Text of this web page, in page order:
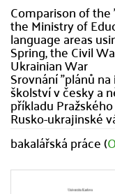
Comparison of
the Ministry of
language areas
Spring, the Civil
Ukrainian War
Srovnání "plánů
školství v česky a
příkladu
Rusko-ukrajinské
bakalářská práce (